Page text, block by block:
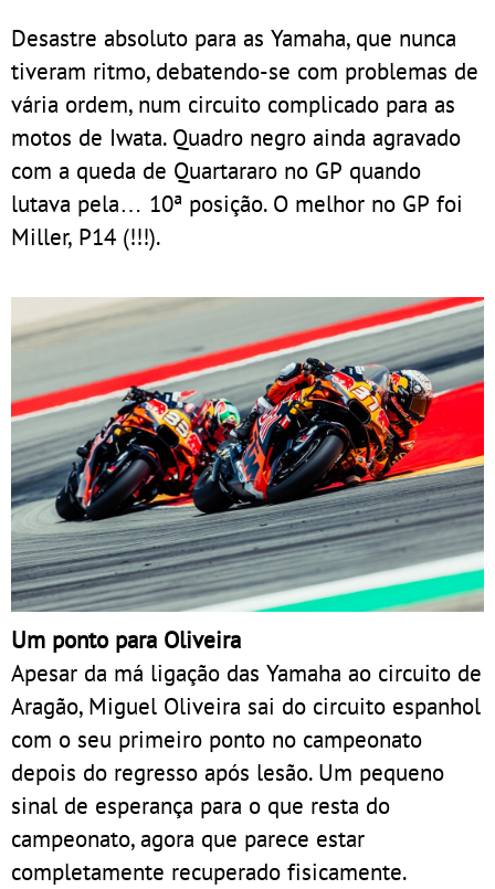
Desastre absoluto para as Yamaha, que nunca
tiveram ritmo, debatendo-se com problemas de
vária ordem, num circuito complicado para as
motos de Iwata. Quadro negro ainda agravado
com a queda de Quartararo no GP quando
lutava pela… 10ª posição. O melhor no GP foi
Miller, P14 (!!!).
Um ponto para Oliveira
Apesar da má ligação das Yamaha ao circuito de
Aragão, Miguel Oliveira sai do circuito espanhol
com o seu primeiro ponto no campeonato
depois do regresso após lesão. Um pequeno
sinal de esperança para o que resta do
campeonato, agora que parece estar
completamente recuperado fisicamente.